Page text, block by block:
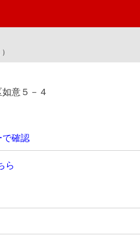
意５－４
で確認
ら